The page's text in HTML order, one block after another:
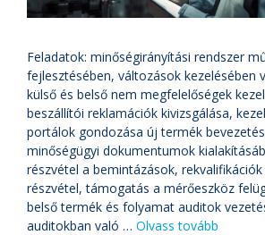
Feladatok: minőségirányítási rendszer
fejlesztésében, változások kezelésében
külső és belső nem megfelelőségek
beszállítói reklamációk kivizsgálása,
portálok gondozása új termék
minőségügyi dokumentumok
részvétel a bemintázások,
részvétel, támogatás a mérőeszköz
belső termék és folyamat auditok
auditokban való … Olvass tovább